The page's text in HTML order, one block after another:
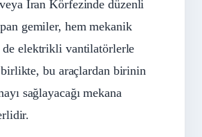
İran Körfezinde düzenli
gemiler, hem mekanik
de elektrikli vantilatörlerle
birlikte, bu araçlardan birinin
sağlayacağı mekana